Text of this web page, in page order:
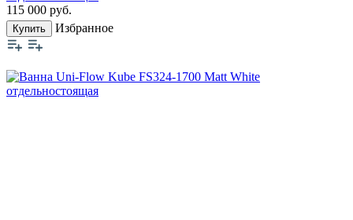
115 000 руб.
Купить Избранное